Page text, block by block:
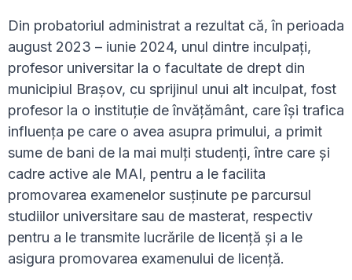
Din probatoriul administrat a rezultat că, în perioada
august 2023 – iunie 2024, unul dintre inculpați,
profesor universitar la o facultate de drept din
municipiul Brașov, cu sprijinul unui alt inculpat, fost
profesor la o instituție de învățământ, care își trafica
influența pe care o avea asupra primului, a primit
sume de bani de la mai mulți studenți, între care și
cadre active ale MAI, pentru a le facilita
promovarea examenelor susținute pe parcursul
studiilor universitare sau de masterat, respectiv
pentru a le transmite lucrările de licență și a le
asigura promovarea examenului de licență.